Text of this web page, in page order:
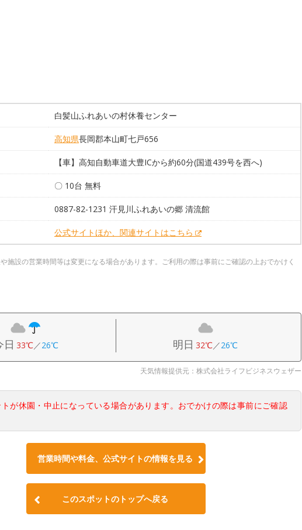
白髪山ふれあいの村休養センター
高知県長岡郡本山町七戸656
【車】高知自動車道大豊ICから約60分(国道439号を西へ)
〇 10台 無料
0887-82-1231 汗見川ふれあいの郷 清流館
公式サイトほか、関連サイトはこちら
施設の営業時間等は変更になる場合があります。ご利用の際は事前にご確認の上おでかけく
日 33℃／26℃ 明日 32℃／26℃
天気情報提供元：株式会社ライフビジネスウェザー
が休園・中止になっている場合があります。おでかけの際は事前にご確認
営業時間や料金、公式サイトの情報を見る
このスポットのトップへ戻る